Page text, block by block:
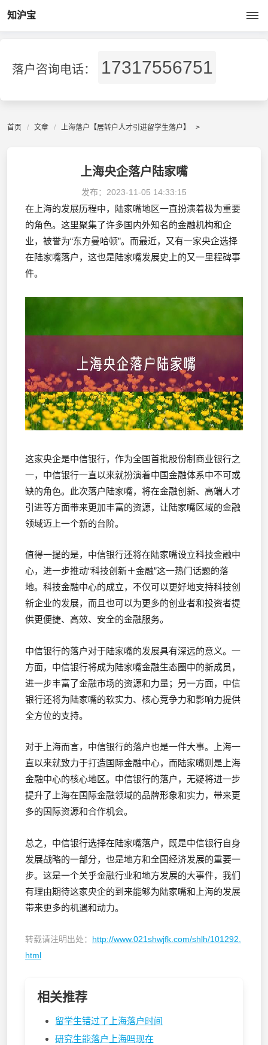
知沪宝
落户咨询电话： 17317556751
首页 文章 上海落户【居转户人才引进留学生落户】 >
上海央企落户陆家嘴
发布： 2023-11-05 14:33:15
在上海的发展历程中，陆家嘴地区一直扮演着极为重要
的角色。这里聚集了许多国内外知名的金融机构和企
业，被誉为“东方曼哈顿”。而最近，又有一家央企选择
在陆家嘴落户，这也是陆家嘴发展史上的又一里程碑事
件。
这家央企是中信银行，作为全国首批股份制商业银行之
一，中信银行一直以来就扮演着中国金融体系中不可或
缺的角色。此次落户陆家嘴，将在金融创新、高端人才
引进等方面带来更加丰富的资源，让陆家嘴区域的金融
领域迈上一个新的台阶。
值得一提的是，中信银行还将在陆家嘴设立科技金融中
心，进一步推动“科技创新＋金融”这一热门话题的落
地。科技金融中心的成立，不仅可以更好地支持科技创
新企业的发展，而且也可以为更多的创业者和投资者提
供更便捷、高效、安全的金融服务。
中信银行的落户对于陆家嘴的发展具有深远的意义。一
方面，中信银行将成为陆家嘴金融生态圈中的新成员，
进一步丰富了金融市场的资源和力量；另一方面，中信
银行还将为陆家嘴的软实力、核心竞争力和影响力提供
全方位的支持。
对于上海而言，中信银行的落户也是一件大事。上海一
直以来就致力于打造国际金融中心，而陆家嘴则是上海
金融中心的核心地区。中信银行的落户，无疑将进一步
提升了上海在国际金融领域的品牌形象和实力，带来更
多的国际资源和合作机会。
总之，中信银行选择在陆家嘴落户，既是中信银行自身
发展战略的一部分，也是地方和全国经济发展的重要一
步。这是一个关乎金融行业和地方发展的大事件，我们
有理由期待这家央企的到来能够为陆家嘴和上海的发展
带来更多的机遇和动力。
转载请注明出处： http://www.021shwjfk.com/shlh/101292.
html
相关推荐
留学生错过了上海落户时间
研究生能落户上海吗现在